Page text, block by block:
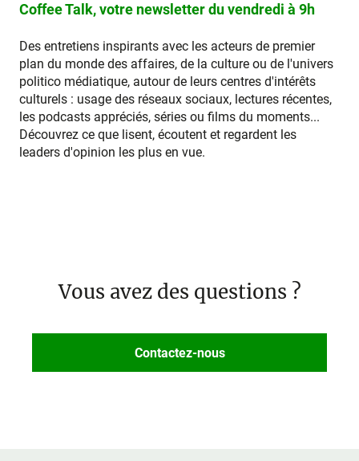
Coffee Talk, votre newsletter du vendredi à 9h
Des entretiens inspirants avec les acteurs de premier
plan du monde des affaires, de la culture ou de l'univers
politico médiatique, autour de leurs centres d'intérêts
culturels : usage des réseaux sociaux, lectures récentes,
les podcasts appréciés, séries ou films du moments...
Découvrez ce que lisent, écoutent et regardent les
leaders d'opinion les plus en vue.
Vous avez des questions ?
Contactez-nous